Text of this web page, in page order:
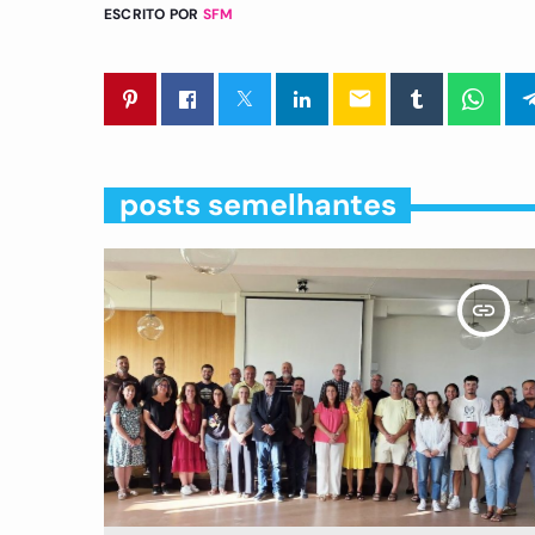
ESCRITO POR SFM
email
posts semelhantes
insert_link